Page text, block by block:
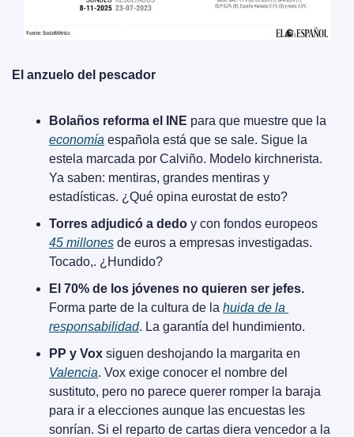
El anzuelo del pescador
Bolaños reforma el INE
economía española está que se sale. Sigue la
estela marcada por Calviño. Modelo kirchnerista.
Ya saben: mentiras, grandes mentiras y
estadísticas. ¿Qué opina eurostat de esto?
Torres adjudicó a dedo
45 millones de euros a empresas investigadas.
Tocado,. ¿Hundido?
El 70% de los jóvenes no quieren ser jefes.
Forma parte de la cultura de la huida de la
responsabilidad. La garantía del hundimiento.
PP y Vox
Valencia. Vox exige conocer el nombre del
sustituto, pero no parece querer romper la baraja
para ir a elecciones aunque las encuestas les
sonrían. Si el reparto de cartas diera vencedor a la